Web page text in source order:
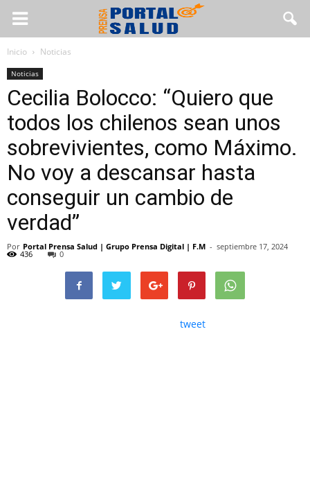
Inicio Noticias
Noticias
Cecilia Bolocco: “Quiero que
todos los chilenos sean unos
sobrevivientes, como Máximo.
No voy a descansar hasta
conseguir un cambio de
verdad”
Por Portal Prensa Salud | Grupo Prensa Digital | F.M - septiembre 17, 2024
436 0
tweet